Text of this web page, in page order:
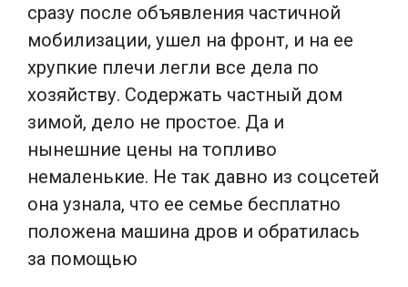
сразу после объявления частичной
мобилизации, ушел на фронт, и на ее
хрупкие плечи легли все дела по
хозяйству. Содержать частный дом
зимой, дело не простое. Да и
нынешние цены на топливо
немаленькие. Не так давно из соцсетей
она узнала, что ее семье бесплатно
положена машина дров и обратилась
за помощью